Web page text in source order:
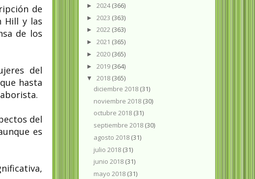
de
Hill y las
de los
del
hasta
del
es
► 2024(366)
► 2023 (363)
► 2022 (363)
► 2021 (365)
► 2020 (365)
► 2019 (364)
▼ 2018 (365)
diciembre 2018 (31)
noviembre 2018 (30)
octubre 2018 (31)
septiembre 2018 (30)
agosto 2018 (31)
julio 2018 (31)
junio 2018 (31)
mayo 2018 (31)